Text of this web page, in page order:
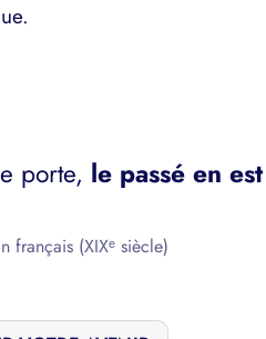
porte, le passé en
français (XIXᵉ siècle)